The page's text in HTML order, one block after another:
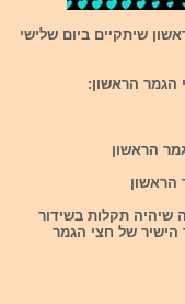
שיתקיים ביום שלישי
הגמר הראשון:
שיהיה תקלות בשידור
הישיר של חצי הגמר